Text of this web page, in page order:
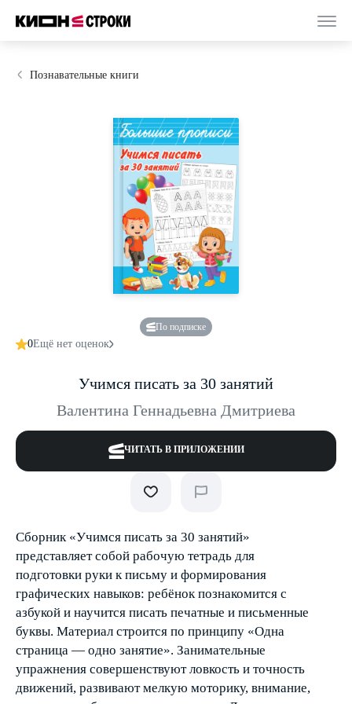
Познавательные книги
По подписке
0Ещё нет оценок
Учимся писать за 30 занятий
Валентина Геннадьевна Дмитриева
ЧИТАТЬ В ПРИЛОЖЕНИИ
Сборник «Учимся писать за 30 занятий»
представляет собой рабочую тетрадь для
подготовки руки к письму и формирования
графических навыков: ребёнок познакомится с
азбукой и научится писать печатные и письменные
буквы. Материал строится по принципу «Одна
страница — одно занятие». Занимательные
упражнения совершенствуют ловкость и точность
движений, развивают мелкую моторику, внимание,